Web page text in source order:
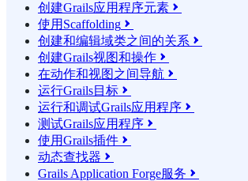
创建Grails应用程序元素 
使用Scaffolding 
创建和编辑域类之间的关系 
创建Grails视图和操作 
在动作和视图之间导航 
运行Grails目标 
运行和调试Grails应用程序 
测试Grails应用程序 
使用Grails插件 
动态查找器 
Grails Application Forge服务 